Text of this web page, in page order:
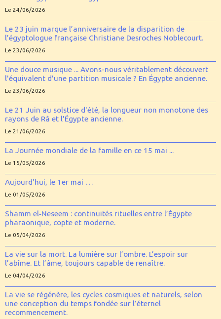
Le 24/06/2026
Le 23 juin marque l’anniversaire de la disparition de
l’égyptologue française Christiane Desroches Noblecourt.
Le 23/06/2026
Une douce musique ... Avons-nous véritablement découvert
l'équivalent d'une partition musicale ? En Égypte ancienne.
Le 23/06/2026
Le 21 Juin au solstice d'été, la longueur non monotone des
rayons de Râ et l'Égypte ancienne.
Le 21/06/2026
La Journée mondiale de la famille en ce 15 mai ...
Le 15/05/2026
Aujourd'hui, le 1er mai …
Le 01/05/2026
Shamm el‑Neseem : continuités rituelles entre l’Égypte
pharaonique, copte et moderne.
Le 05/04/2026
La vie sur la mort. La lumière sur l’ombre. L’espoir sur
l’abîme. Et l’âme, toujours capable de renaître.
Le 04/04/2026
La vie se régénère, les cycles cosmiques et naturels, selon
une conception du temps fondée sur l’éternel
recommencement.